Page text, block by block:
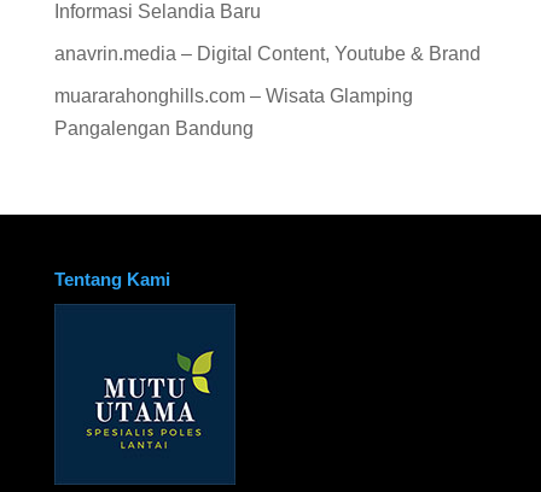
Informasi Selandia Baru
anavrin.media – Digital Content, Youtube & Brand
muararahonghills.com – Wisata Glamping
Pangalengan Bandung
Tentang Kami